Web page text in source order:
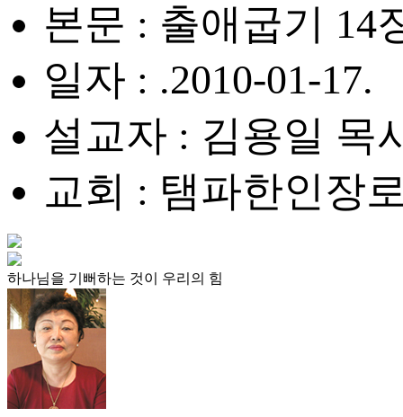
본문 : 출애굽기 14
일자 : .2010-01-17.
설교자 : 김용일 목
교회 : 탬파한인장
하나님을 기뻐하는 것이 우리의 힘